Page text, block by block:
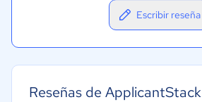
Escribir reseña
Reseñas de ApplicantStack